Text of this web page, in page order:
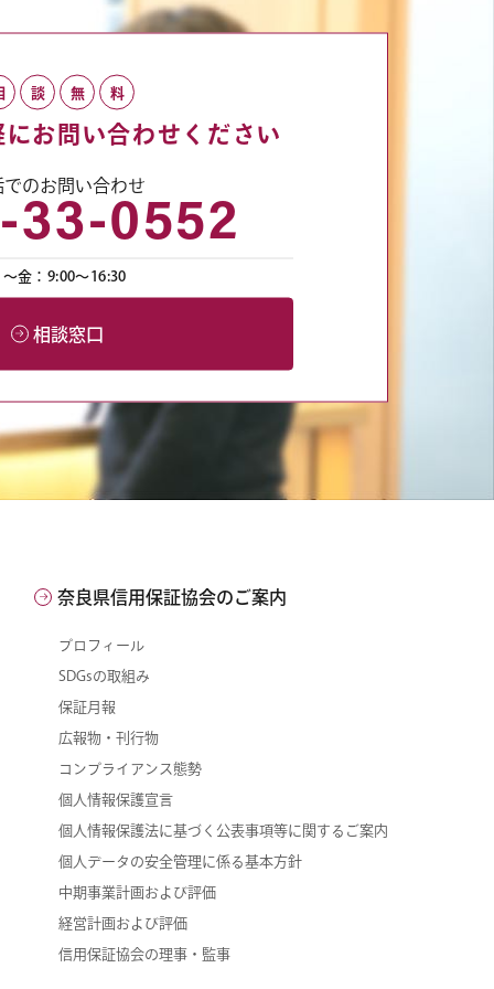
談 無 料
にお問い合わせください
でのお問い合わせ
33-0552
〜金：9:00〜16:30
相談窓口
奈良県信用保証協会のご案内
プロフィール
SDGsの取組み
保証月報
広報物・刊行物
コンプライアンス態勢
個人情報保護宣言
個人情報保護法に基づく公表事項等に関するご案内
個人データの安全管理に係る基本方針
中期事業計画および評価
経営計画および評価
信用保証協会の理事・監事